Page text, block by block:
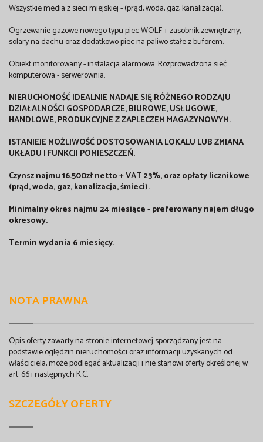
Wszystkie media z sieci miejskiej - (prąd, woda, gaz, kanalizacja).
Ogrzewanie gazowe nowego typu piec WOLF + zasobnik zewnętrzny,
solary na dachu oraz dodatkowo piec na paliwo stałe z buforem.
Obiekt monitorowany - instalacja alarmowa. Rozprowadzona sieć
komputerowa - serwerownia.
NIERUCHOMOŚĆ IDEALNIE NADAJE SIĘ RÓŻNEGO RODZAJU
DZIAŁALNOŚCI GOSPODARCZE, BIUROWE, USŁUGOWE,
HANDLOWE, PRODUKCYJNE Z ZAPLECZEM MAGAZYNOWYM.
ISTANIEJE MOŻLIWOŚĆ DOSTOSOWANIA LOKALU LUB ZMIANA
UKŁADU I FUNKCJI POMIESZCZEŃ.
Czynsz najmu 16.500zł netto + VAT 23%, oraz opłaty licznikowe
(prąd, woda, gaz, kanalizacja, śmieci).
Minimalny okres najmu 24 miesiące - preferowany najem długo
okresowy.
Termin wydania 6 miesięcy.
NOTA PRAWNA
Opis oferty zawarty na stronie internetowej sporządzany jest na
podstawie oględzin nieruchomości oraz informacji uzyskanych od
właściciela, może podlegać aktualizacji i nie stanowi oferty określonej w
art. 66 i następnych K.C.
SZCZEGÓŁY OFERTY